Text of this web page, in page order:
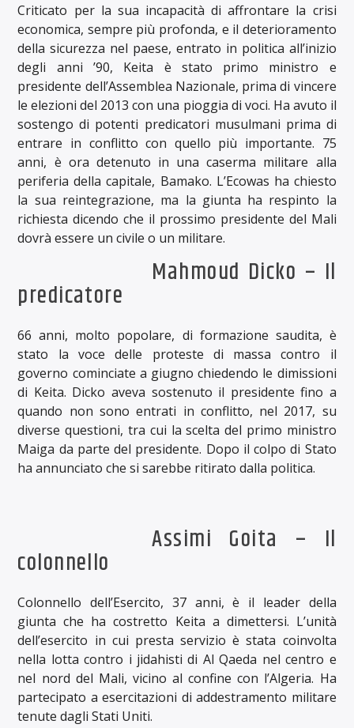
Criticato per la sua incapacità di affrontare la crisi
economica, sempre più profonda, e il deterioramento
della sicurezza nel paese, entrato in politica all’inizio
degli anni ’90, Keita è stato primo ministro e
presidente dell’Assemblea Nazionale, prima di vincere
le elezioni del 2013 con una pioggia di voci. Ha avuto il
sostengo di potenti predicatori musulmani prima di
entrare in conflitto con quello più importante. 75
anni, è ora detenuto in una caserma militare alla
periferia della capitale, Bamako. L’Ecowas ha chiesto
la sua reintegrazione, ma la giunta ha respinto la
richiesta dicendo che il prossimo presidente del Mali
dovrà essere un civile o un militare.
Mahmoud Dicko – Il
predicatore
66 anni, molto popolare, di formazione saudita, è
stato la voce delle proteste di massa contro il
governo cominciate a giugno chiedendo le dimissioni
di Keita. Dicko aveva sostenuto il presidente fino a
quando non sono entrati in conflitto, nel 2017, su
diverse questioni, tra cui la scelta del primo ministro
Maiga da parte del presidente. Dopo il colpo di Stato
ha annunciato che si sarebbe ritirato dalla politica.
Assimi Goita – Il
colonnello
Colonnello dell’Esercito, 37 anni, è il leader della
giunta che ha costretto Keita a dimettersi. L’unità
dell’esercito in cui presta servizio è stata coinvolta
nella lotta contro i jidahisti di Al Qaeda nel centro e
nel nord del Mali, vicino al confine con l’Algeria. Ha
partecipato a esercitazioni di addestramento militare
tenute dagli Stati Uniti.